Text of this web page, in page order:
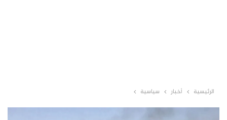
الرئيسية أخبار سياسية